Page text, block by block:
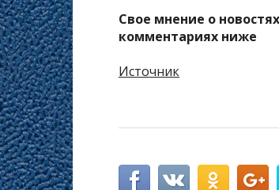
Свое мнение о
комментариях ниже
Источник